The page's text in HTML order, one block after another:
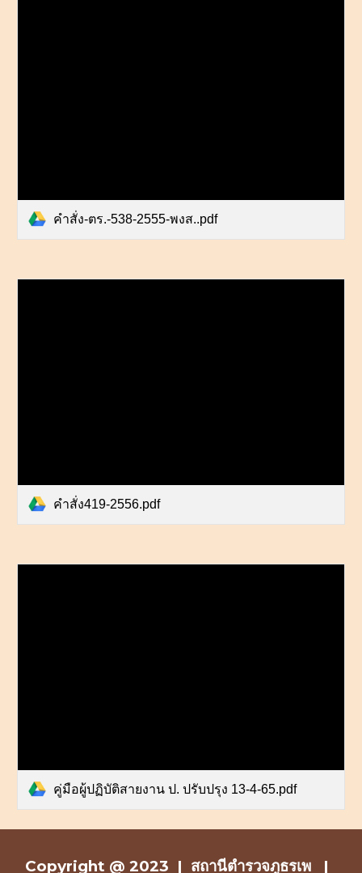
คำสั่ง-ตร.-538-2555-พงส..pdf
คำสั่ง419-2556.pdf
คู่มือผู้ปฏิบัติสายงาน ป. ปรับปรุง 13-4-65.pdf
Copyright @ 2023 | สถานีตำรวจภูธรเพ |